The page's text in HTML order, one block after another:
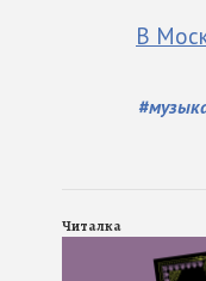
В
#
Читалка